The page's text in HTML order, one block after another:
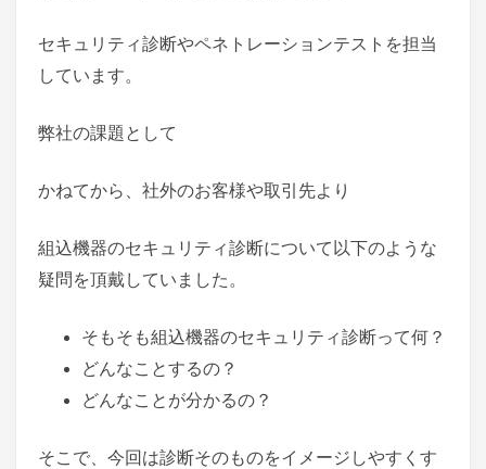
セキュリティ診断やペネトレーションテストを担当
しています。
弊社の課題として
かねてから、社外のお客様や取引先より
組込機器のセキュリティ診断について以下のような
疑問を頂戴していました。
そもそも組込機器のセキュリティ診断って何？
どんなことするの？
どんなことが分かるの？
そこで、今回は診断そのものをイメージしやすくす